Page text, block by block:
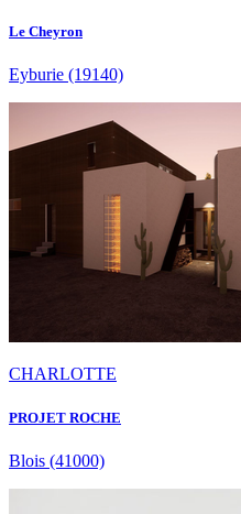
Le Cheyron
Eyburie (19140)
CHARLOTTE
PROJET ROCHE
Blois (41000)